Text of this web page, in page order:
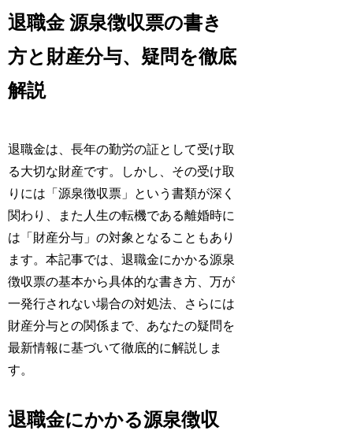
退職金 源泉徴収票の書き
方と財産分与、疑問を徹底
解説
退職金は、長年の勤労の証として受け取
る大切な財産です。しかし、その受け取
りには「源泉徴収票」という書類が深く
関わり、また人生の転機である離婚時に
は「財産分与」の対象となることもあり
ます。本記事では、退職金にかかる源泉
徴収票の基本から具体的な書き方、万が
一発行されない場合の対処法、さらには
財産分与との関係まで、あなたの疑問を
最新情報に基づいて徹底的に解説しま
す。
退職金にかかる源泉徴収